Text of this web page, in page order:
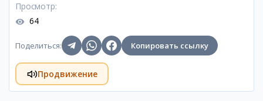
Просмотр:
64
Поделиться: Копировать ссылку
Продвижение